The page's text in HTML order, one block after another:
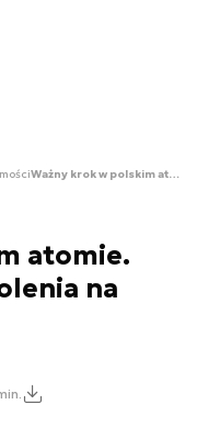
Ważny krok w polskim atomie. „Niezbędny dla zezwolenia na budowę"
atomie.
na